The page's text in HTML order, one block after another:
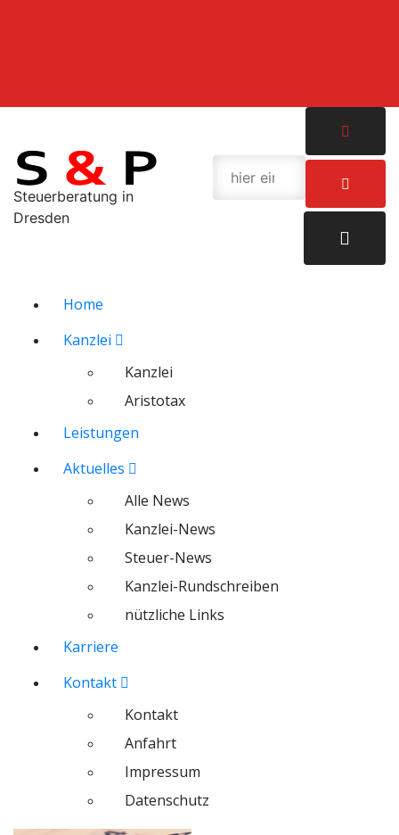
Steuerberatung in
Dresden
Home
Kanzlei
Kanzlei
Aristotax
Leistungen
Aktuelles
Alle News
Kanzlei-News
Steuer-News
Kanzlei-Rundschreiben
nützliche Links
Karriere
Kontakt
Kontakt
Anfahrt
Impressum
Datenschutz